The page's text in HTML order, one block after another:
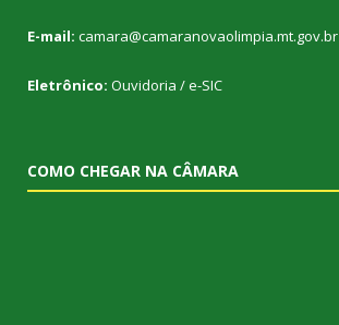
E-mail: camara@camaranovaolimpia.mt.gov.br
Eletrônico: Ouvidoria /e-SIC
COMO CHEGAR NA CÂMARA